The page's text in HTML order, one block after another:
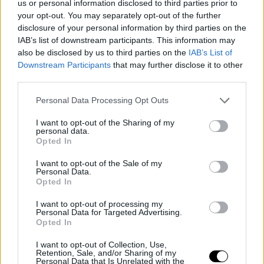
us or personal information disclosed to third parties prior to
your opt-out. You may separately opt-out of the further
disclosure of your personal information by third parties on the
IAB’s list of downstream participants. This information may
also be disclosed by us to third parties on the IAB’s List of
Downstream Participants that may further disclose it to other
Personal Data Processing Opt Outs
I want to opt-out of the Sharing of my
personal data.
Opted In
I want to opt-out of the Sale of my
Personal Data.
Opted In
I want to opt-out of processing my
Personal Data for Targeted Advertising.
Opted In
I want to opt-out of Collection, Use,
Retention, Sale, and/or Sharing of my
Personal Data that Is Unrelated with the
3 aug, 2025 ByRooby
Neural Hírek